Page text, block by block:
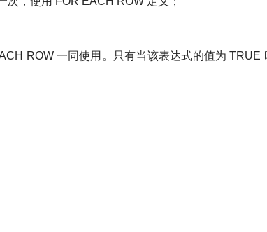
ROW 一同使用。只有当该表达式的值为 TRUE